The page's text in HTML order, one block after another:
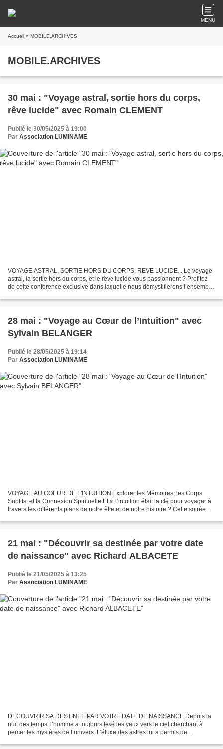
MENU
Accueil » MOBILE.ARCHIVES
MOBILE.ARCHIVES
30 mai : "Voyage astral, sortie hors du corps,
rêve lucide" avec Romain CLEMENT
Publié le 30/05/2025 à 19:00
Par Association LUMINAME
VOYAGE ASTRAL, SORTIE HORS DU CORPS, REVE LUCIDE... Le voyage
astral, la sortie hors du corps, et le rêve lucide vous passionnent ? Profitez
de cette conférence exclusive dans laquelle nous démystifierons l’ensemble
28 mai : "Voyage au Cœur de l’Intuition" avec
Sylvain BELANGER
Publié le 28/05/2025 à 19:14
Par Association LUMINAME
VOYAGE AU COEUR DE L'INTUITION Explorer les Mémoires, les Corps
Subtils, et la Connexion Spirituelle Et si l’intuition était la clé pour voyager à
travers les différents plans de notre être et de notre histoire ? Cette soirée
21 mai : "Découvrir sa destinée par votre date
de naissance" avec Richard ALBACETE
Publié le 21/05/2025 à 13:25
Par Association LUMINAME
DECOUVRIR SA DESTINEE PAR VOTRE DATE DE NAISSANCE Depuis la
nuit des temps, l’homme a toujours levé les yeux vers le ciel cherchant à
percer les mystères de l’univers. L’étude des astres lui a permis de